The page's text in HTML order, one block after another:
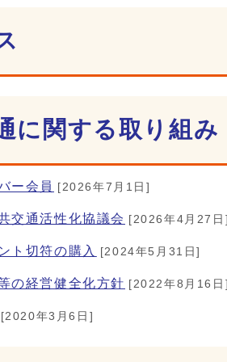
に関する取り組み
ー会員 [2026年7月1日]
交通活性化協議会 [2026年4月27
ト切符の購入 [2024年5月31日]
の経営健全化方針 [2022年8月16
[2020年3月6日]